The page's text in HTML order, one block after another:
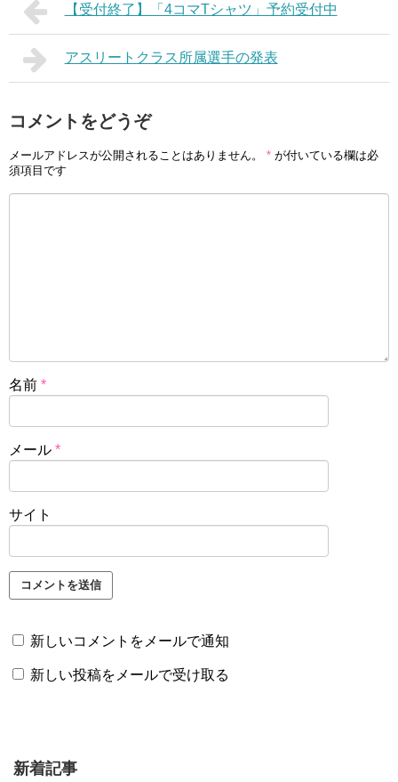
【受付終了】「4コマTシャツ」予約受付中
アスリートクラス所属選手の発表
コメントをどうぞ
メールアドレスが公開されることはありません。 * が付いている欄は必
須項目です
名前 *
メール *
サイト
新しいコメントをメールで通知
新しい投稿をメールで受け取る
新着記事